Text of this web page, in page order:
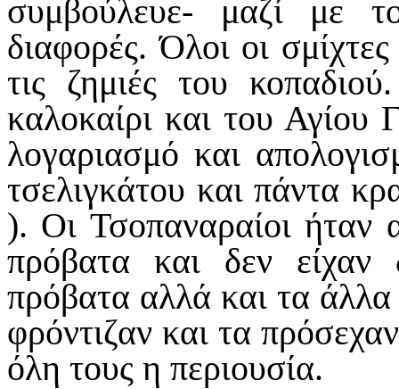
συμβούλευε- μαζί με
διαφορές. Όλοι οι
τις ζημιές του
καλοκαίρι και του Αγίου
λογαριασμό και
τσελιγκάτου και πάντα
). Οι Τσοπαναραίοι ήταν
πρόβατα και δεν
πρόβατα αλλά και τα
φρόντιζαν και τα
όλη τους η περιουσία.